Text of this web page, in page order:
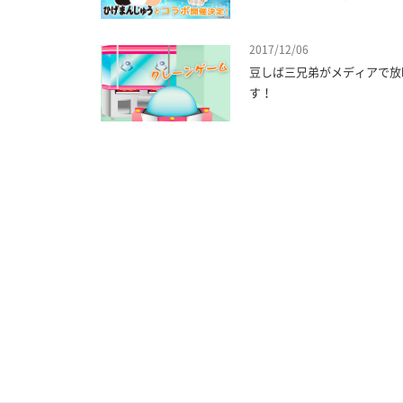
2017/12/06
豆しば三兄弟がメディアで
す！